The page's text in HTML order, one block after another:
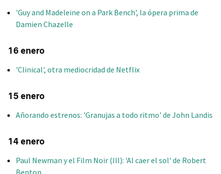
'Guy and Madeleine on a Park Bench', la ópera prima de
Damien Chazelle
16 enero
'Clinical', otra mediocridad de Netflix
15 enero
Añorando estrenos: 'Granujas a todo ritmo' de John Landis
14 enero
Paul Newman y el Film Noir (III): 'Al caer el sol' de Robert